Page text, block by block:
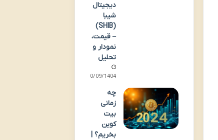
دیجیتال
شیبا
(SHIB)
– قیمت،
نمودار و
تحلیل
30/09/1404
چه
زمانی
بیت
کوین
بخریم؟ |